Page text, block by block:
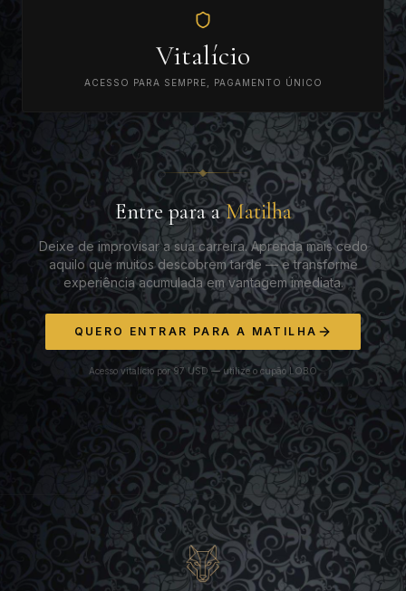
Vitalício
ACESSO PARA SEMPRE, PAGAMENTO ÚNICO
Entre para aMatilha
Deixe de improvisar a sua carreira. Aprenda mais cedo
aquilo que muitos descobrem tarde — e transforme
experiência acumulada em vantagem imediata.
QUERO ENTRAR PARA A MATILHA
Acesso vitalício por 97 USD — utilize o cupão LOBO